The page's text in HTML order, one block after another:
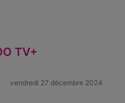
TV+
vendredi 27 décembre 2024